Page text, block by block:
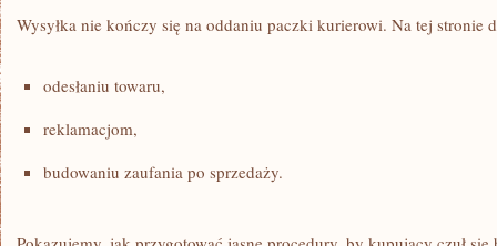
Wysyłka nie kończy się na oddaniu paczki kurierowi. Na tej stronie
odesłaniu towaru,
reklamacjom,
budowaniu zaufania po sprzedaży.